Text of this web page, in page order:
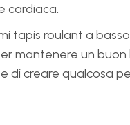
cardiaca.
tapis roulant a
mantenere un
di creare qualcosa